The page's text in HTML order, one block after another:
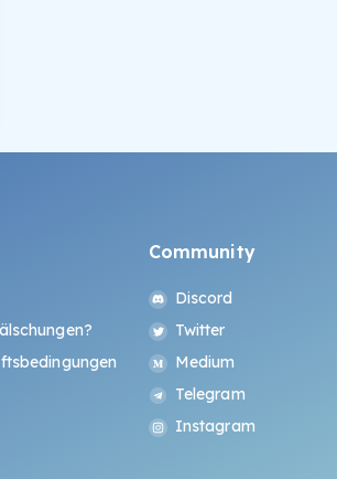
Community
Discord
Twitter
Medium
Telegram
Instagram